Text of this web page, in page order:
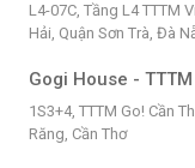
L4-07C, Tầng L4 TTTM
Hải, Quận Sơn Trà, Đà
Gogi House -
1S3+4, TTTM Go! Cần
Răng, Cần Thơ